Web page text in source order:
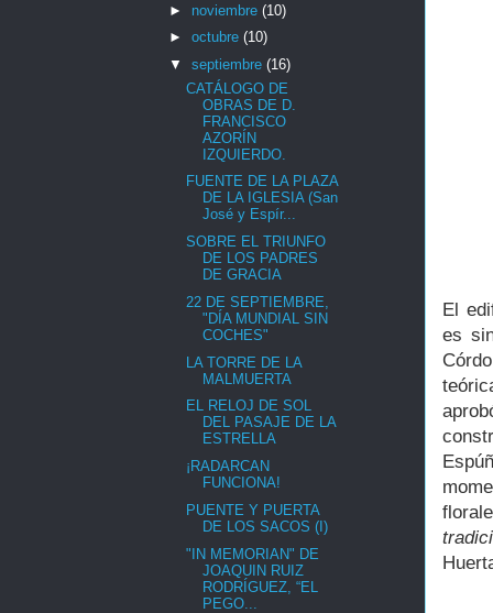
El
es
► noviembre (10)
► octubre (10)
▼ septiembre (16)
CATÁLOGO DE
OBRAS DE D.
FRANCISCO
AZORÍN
IZQUIERDO.
FUENTE DE LA PLAZA
DE LA IGLESIA (San
José y Espír...
SOBRE EL TRIUNFO
DE LOS PADRES
DE GRACIA
22 DE SEPTIEMBRE,
"DÍA MUNDIAL SIN
COCHES"
LA TORRE DE LA
MALMUERTA
EL RELOJ DE SOL
DEL PASAJE DE LA
ESTRELLA
¡RADARCAN
FUNCIONA!
PUENTE Y PUERTA
DE LOS SACOS (I)
"IN MEMORIAN" DE
JOAQUIN RUIZ
RODRÍGUEZ, “EL
PEGO...